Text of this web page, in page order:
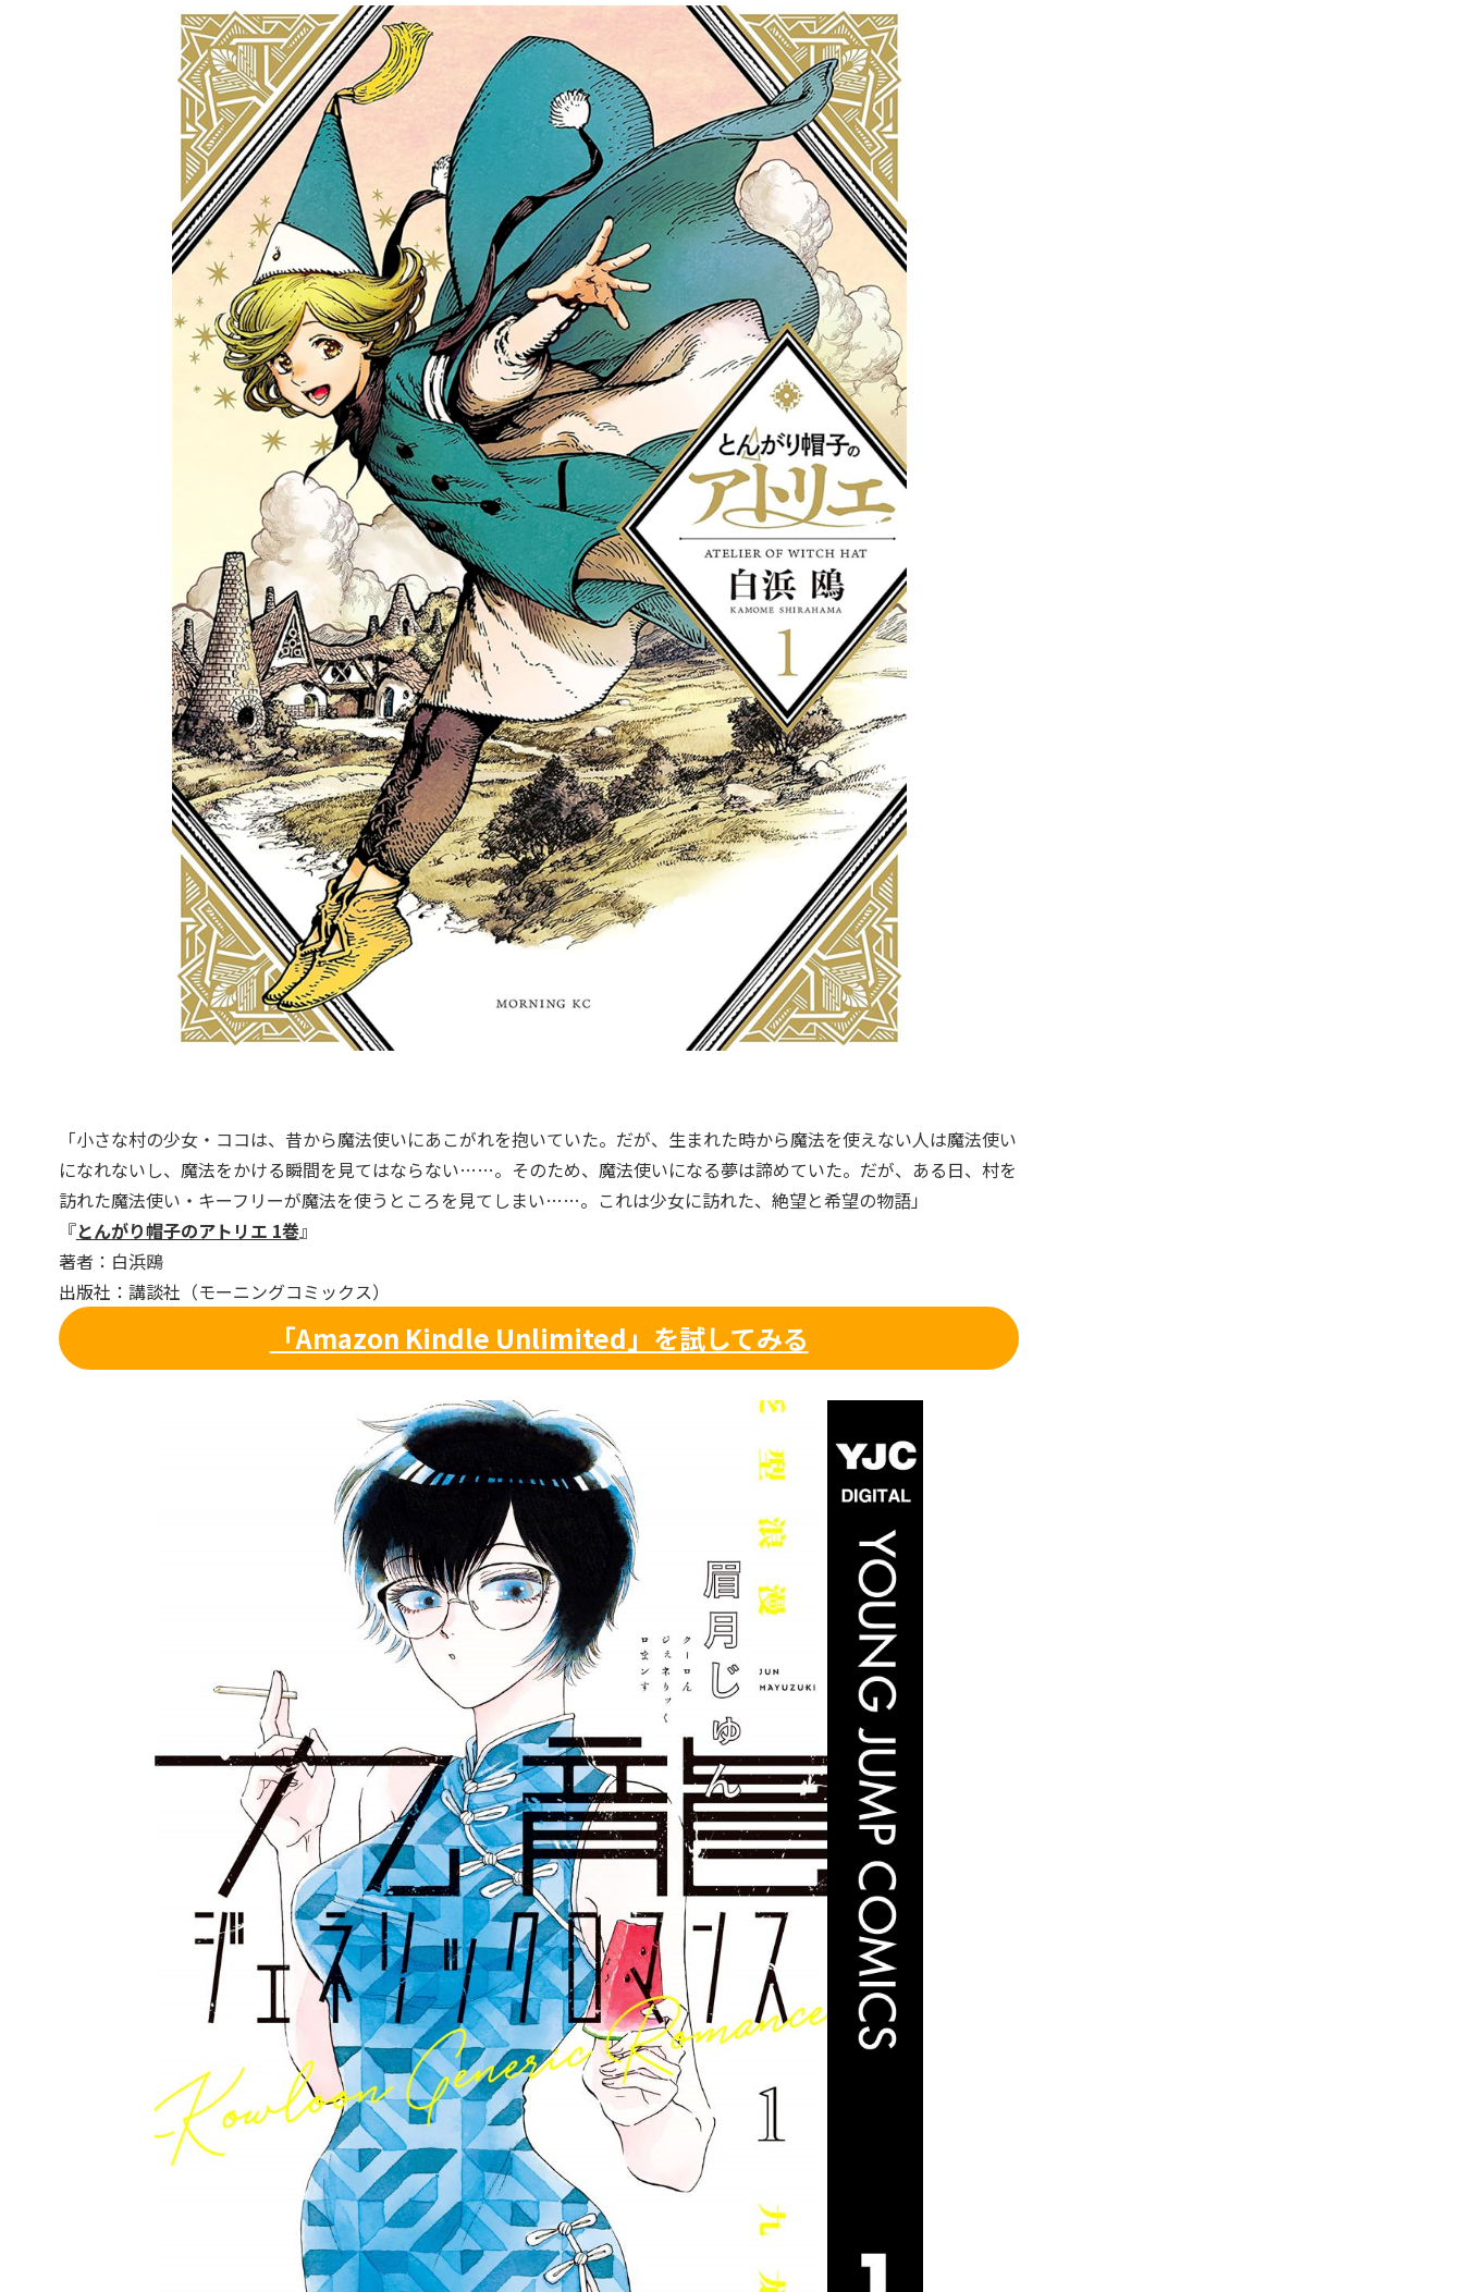
「小さな村の少女・ココは、昔から魔法使いにあこがれを抱いていた。だが、生まれた時から魔法を使えない人は魔法使い
になれないし、魔法をかける瞬間を見てはならない……。そのため、魔法使いになる夢は諦めていた。だが、ある日、村を
訪れた魔法使い・キーフリーが魔法を使うところを見てしまい……。これは少女に訪れた、絶望と希望の物語」
『とんがり帽子のアトリエ 1巻』
著者：白浜鴎
出版社：講談社（モーニングコミックス）
「Amazon Kindle Unlimited」を試してみる